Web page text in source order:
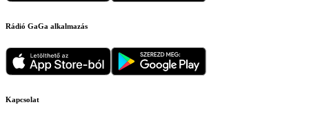
Rádió GaGa alkalmazás
Kapcsolat